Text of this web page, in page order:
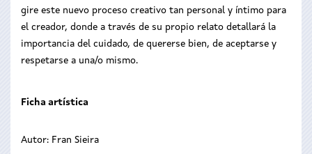
gire este nuevo proceso creativo tan personal y íntimo para
el creador, donde a través de su propio relato detallará la
importancia del cuidado, de quererse bien, de aceptarse y
respetarse a una/o mismo.
Ficha artística
Autor: Fran Sieira